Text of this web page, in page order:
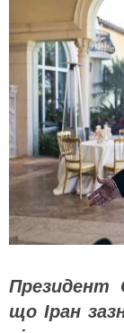
Президент
що Іран